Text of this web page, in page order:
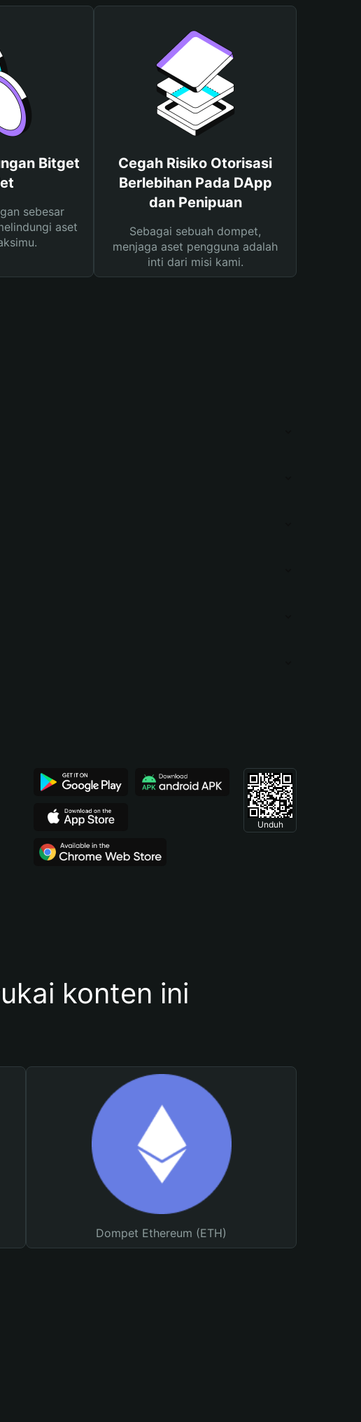
Bitget
sebesar
aset
Cegah Risiko Otorisasi
Berlebihan Pada DApp
dan Penipuan
Sebagai sebuah dompet,
menjaga aset pengguna adalah
inti dari misi kami.
Unduh
konten ini
Dompet Ethereum (ETH)